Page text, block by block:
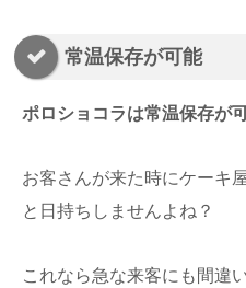
常温保存が可能
ポロショコラは常温保存が
お客さんが来た時にケーキ
と日持ちしませんよね？
これなら急な来客にも間違